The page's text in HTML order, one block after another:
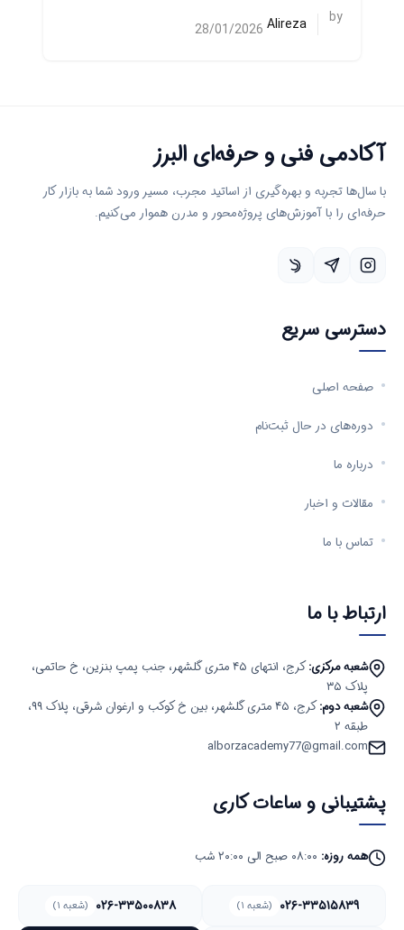
by
Alireza
28/01/2026
آکادمی فنی و حرفه‌ای البرز
با سال‌ها تجربه و بهره‌گیری از اساتید مجرب، مسیر ورود شما به بازار کار
حرفه‌ای را با آموزش‌های پروژه‌محور و مدرن هموار می‌کنیم.
دسترسی سریع
صفحه اصلی
دوره‌های در حال ثبت‌نام
درباره ما
مقالات و اخبار
تماس با ما
ارتباط با ما
شعبه مرکزی:
کرج، انتهای ۴۵ متری گلشهر، جنب پمپ بنزین، خ حاتمی،
پلاک ۳۵
شعبه دوم:
کرج، ۴۵ متری گلشهر، بین خ کوکب و ارغوان شرقی، پلاک ۹۹،
طبقه ۲
alborzacademy77@gmail.com
پشتیبانی و ساعات کاری
همه روزه:
۰۲۶-۳۳۵۱۵۸۳۹ (شعبه ۱) ۰۲۶-۳۳۵۰۰۸۳۸ (شعبه ۱)